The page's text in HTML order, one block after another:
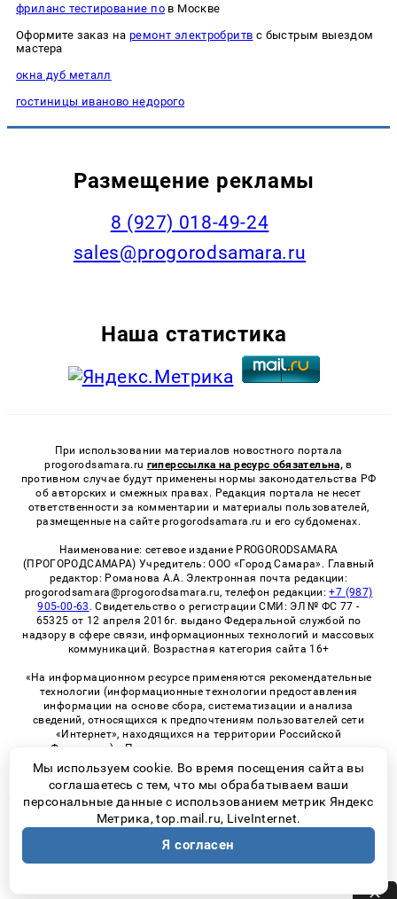
фриланс тестирование пов Москве
Оформите заказ наремонт электробритв с быстрым выездом
мастера
окна дуб металл
гостиницы иваново недорого
Размещение рекламы
8 (927) 018-49-24
sales@progorodsamara.ru
Наша статистика
При использовании материалов новостного портала
progorodsamara.ru гиперссылка на ресурс обязательна, в
противном случае будут применены нормы законодательства РФ
об авторских и смежных правах. Редакция портала не несет
ответственности за комментарии и материалы пользователей,
размещенные на сайте progorodsamara.ru и его субдоменах.
Наименование: сетевое издание PROGORODSAMARA
(ПРОГОРОДСАМАРА) Учредитель: ООО «Город Самара». Главный
редактор: Романова А.А. Электронная почта редакции:
progorodsamara@progorodsamara.ru, телефон редакции:+7 (987)
905-00-63 . Свидетельство о регистрации СМИ: ЭЛ № ФС 77 -
65325 от 12 апреля 2016г. выдано Федеральной службой по
надзору в сфере связи, информационных технологий и массовых
коммуникаций. Возрастная категория сайта 16+
«На информационном ресурсе применяются рекомендательные
технологии (информационные технологии предоставления
информации на основе сбора, систематизации и анализа
сведений, относящихся к предпочтениям пользователей сети
«Интернет», находящихся на территории Российской
Федерации)». Правила применения рекомендательных
технологий в виджетах рекламно-обменной сети
«СМИ2» (PDF)
© 2026 «ProGorodSamara» | Все права защищены
Возрастная категория сайта 16+
Политика конфиденциальности
Мы используем cookie. Во время посещения сайта вы
соглашаетесь с тем, что мы обрабатываем ваши
персональные данные с использованием метрик Яндекс
Метрика, top.mail.ru, LiveInternet.
Я согласен